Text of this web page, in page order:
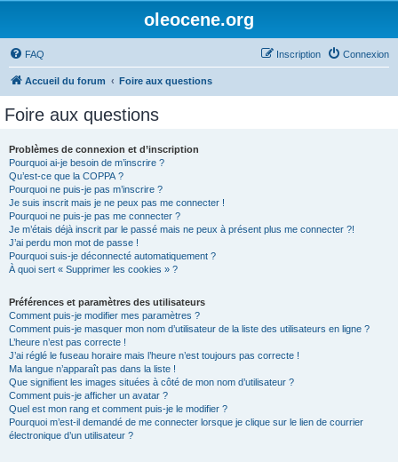
oleocene.org
FAQ Connexion
Inscription
Accueil du forum Foire aux questions
Foire aux questions
Problèmes de connexion et d’inscription
Pourquoi ai-je besoin de m’inscrire ?
Qu’est-ce que la COPPA ?
Pourquoi ne puis-je pas m’inscrire ?
Je suis inscrit mais je ne peux pas me connecter !
Pourquoi ne puis-je pas me connecter ?
Je m’étais déjà inscrit par le passé mais ne peux à présent plus me connecter ?!
J’ai perdu mon mot de passe !
Pourquoi suis-je déconnecté automatiquement ?
À quoi sert « Supprimer les cookies » ?
Préférences et paramètres des utilisateurs
Comment puis-je modifier mes paramètres ?
Comment puis-je masquer mon nom d’utilisateur de la liste des utilisateurs en ligne ?
L’heure n’est pas correcte !
J’ai réglé le fuseau horaire mais l’heure n’est toujours pas correcte !
Ma langue n’apparaît pas dans la liste !
Que signifient les images situées à côté de mon nom d’utilisateur ?
Comment puis-je afficher un avatar ?
Quel est mon rang et comment puis-je le modifier ?
Pourquoi m’est-il demandé de me connecter lorsque je clique sur le lien de courrier
électronique d’un utilisateur ?